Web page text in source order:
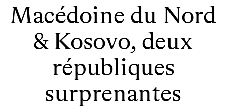
Macédoine du Nord
& Kosovo, deux
républiques
surprenantes